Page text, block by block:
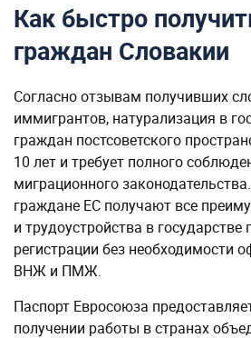
Как быстро
граждан Словакии
Согласно отзывам получивших
иммигрантов, натурализация в
граждан постсоветского
10 лет и требует полного
миграционного
граждане ЕС получают все
и трудоустройства в государстве
регистрации без необходимости
ВНЖ и ПМЖ.
Паспорт Евросоюза
получении работы в странах